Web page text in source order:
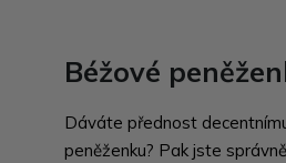
Béžové
Dáváte přednost
peněženku? Pak jste